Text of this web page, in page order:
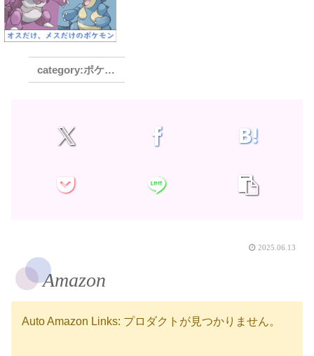
ポケモンその他
2025.06.13
Amazon
Auto Amazon Links: プロダクトが見つかりません。